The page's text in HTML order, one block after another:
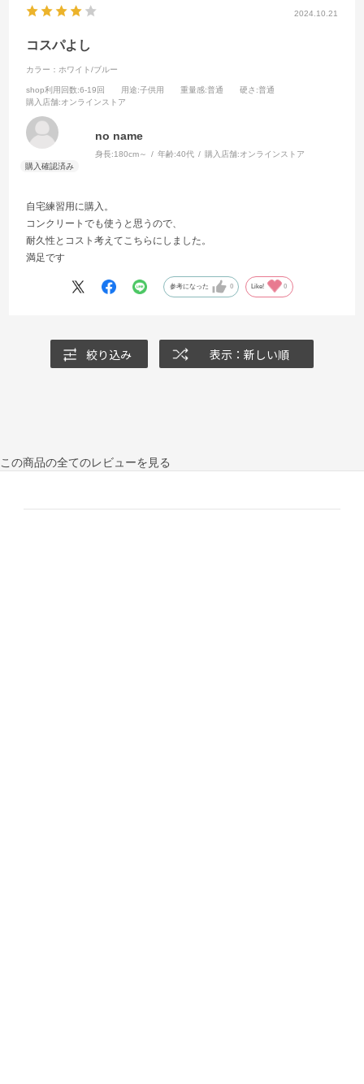
2024.10.21
コスパよし
カラー：ホワイト/ブルー
shop利用回数:6-19回 用途:子供用 重量感:普通 硬さ :普通
購入店舗:オンラインストア
no name
身長:180cm～ 年齢:40代 購入店舗:オンラインストア
自宅練習用に購入。
コンクリートでも使うと思うので、
耐久性とコスト考えてこちらにしました。
満足です
参考になった 0 Like! 0
絞り込み 表示：新しい順
この商品の全てのレビューを見る